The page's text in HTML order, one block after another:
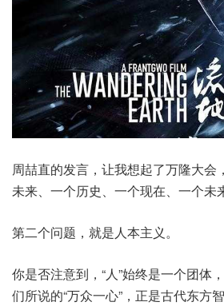
周喆直的发言，让我想起了万隆大会
未来、一个历史、一个现在、一个未
第二个问题，就是人本主义。
你是否注意到，“人”始终是一个团体
们所说的“万众一心”，正是古代东方